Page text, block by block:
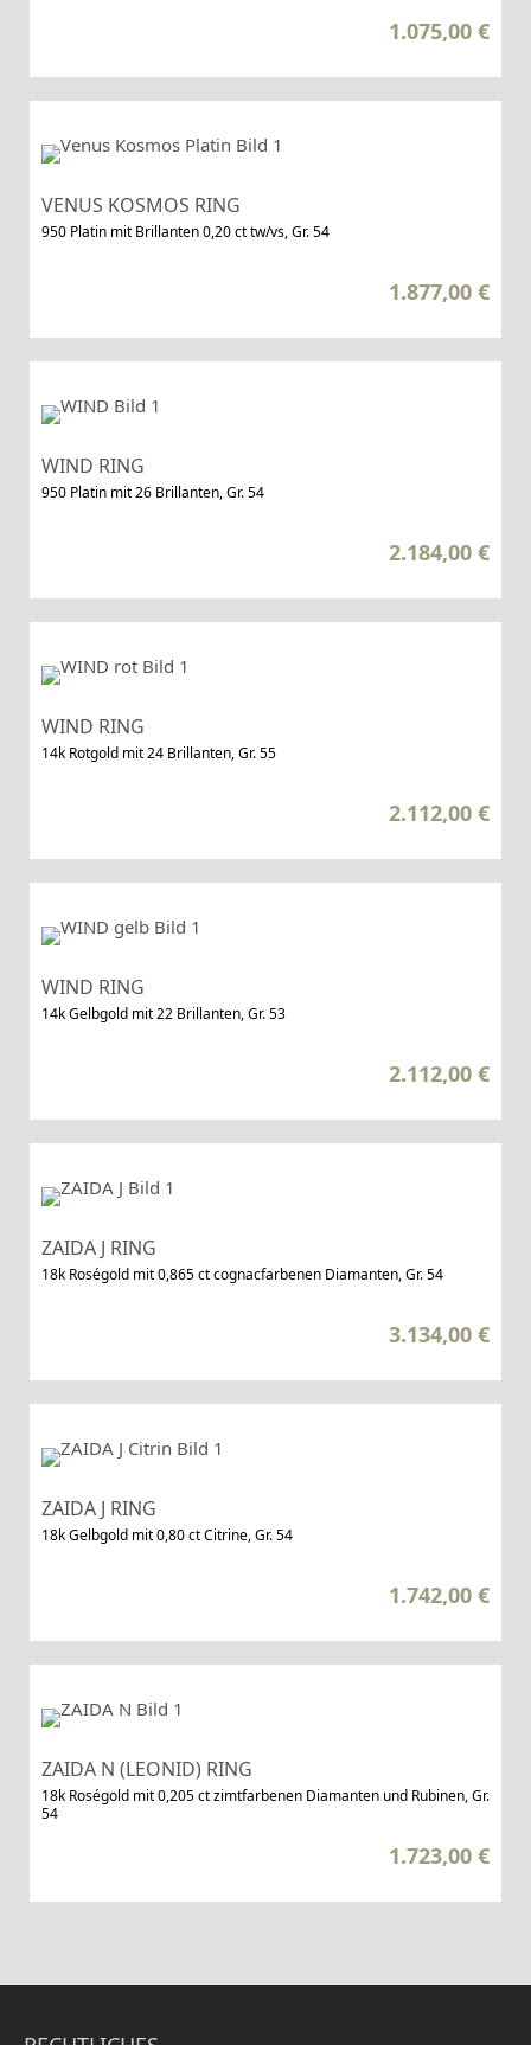
1.075,00 €
VENUS KOSMOS RING
950 Platin mit Brillanten 0,20 ct tw/vs, Gr. 54
1.877,00 €
WIND RING
950 Platin mit 26 Brillanten, Gr. 54
2.184,00 €
WIND RING
14k Rotgold mit 24 Brillanten, Gr. 55
2.112,00 €
WIND RING
14k Gelbgold mit 22 Brillanten, Gr. 53
2.112,00 €
ZAIDA J RING
18k Roségold mit 0,865 ct cognacfarbenen Diamanten, Gr. 54
3.134,00 €
ZAIDA J RING
18k Gelbgold mit 0,80 ct Citrine, Gr. 54
1.742,00 €
ZAIDA N (LEONID) RING
18k Roségold mit 0,205 ct zimtfarbenen Diamanten und Rubinen, Gr.
54
1.723,00 €